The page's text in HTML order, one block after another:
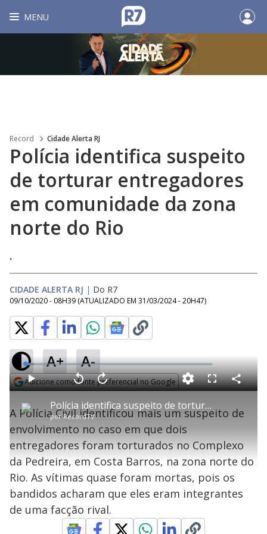
MENU
Record Cidade Alerta RJ
Polícia identifica suspeito
de torturar entregadores
em comunidade da zona
norte do Rio
.
CIDADE ALERTA RJ | Do R7
09/10/2020 - 08H39 (ATUALIZADO EM 31/03/2024 - 20H47)
A+ A-
Adicione como fonte preferencial no Google
P
l
a
y
Polícia identifica suspeito de torturar entregadores em comunidade da zona norte do Rio
por RecordTV
P V
a
r
n
d
s
A
a
n
ç
a
1
s
e
u
n
o
s
L
o
a
d
e
4
.
8
4
%
F
s
c
n
C
o
a
r
a
A Polícia Civil identificou mais um suspeito de
envolvimento no caso em que dois
entregadores foram torturados no Complexo
da Pedreira, em Costa Barros, na zona norte do
Rio. As vítimas quase foram mortas, pois os
bandidos acharam que eles eram integrantes
de uma facção rival.